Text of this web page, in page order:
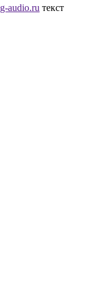
g-audio.ru текст